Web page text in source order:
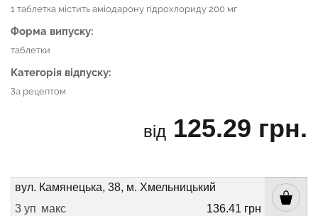
1 таблетка містить аміодарону гідрохлориду 200 мг
Форма випуску:
таблетки
Категорія відпуску:
За рецептом
від 125.29 грн.
вул. Камянецька, 38, м. Хмельницький
3 уп макс
136.41 грн